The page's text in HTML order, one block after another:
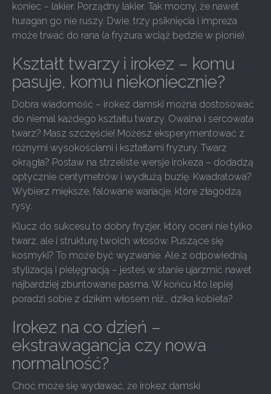
koniec – lakier. Porządny lakier. Tak mocny, że nawet
huragan go nie ruszy. Dwie, trzy psiknięcia i impreza
może trwać do rana (a fryzura wciąż będzie w pionie).
Kształt twarzy i irokez – komu
pasuje, komu niekoniecznie?
Dobra wiadomość – irokez damski można dostosować
do niemal każdego kształtu twarzy. Owalna i sercowata
twarz? Masz szczęście! Możesz eksperymentować z
różnymi wysokościami i kształtami fryzury. Twarz
okrągła? Postaw na strzeliste wersje irokeza – dodadzą
optycznie centymetrów i wydłużą buzię. Kwadratowa?
Wybierz miększe, falowane wariacje, które złagodzą
rysy.
Klucz do sukcesu to dobry fryzjer, który oceni nie tylko
twarz, ale i strukturę twoich włosów. Puszące się
kosmyki? To może być wyzwanie. Ale z odpowiednią
stylizacją i pielęgnacją – jesteś w stanie ujarzmić nawet
najbardziej zbuntowane pasma. W końcu kto lepiej
poradzi sobie z dzikim włosem niż… dzika kobieta?
Irokez na co dzień –
ekstrawagancja czy nowa
normalność?
Choć może się wydawać, że irokez damski